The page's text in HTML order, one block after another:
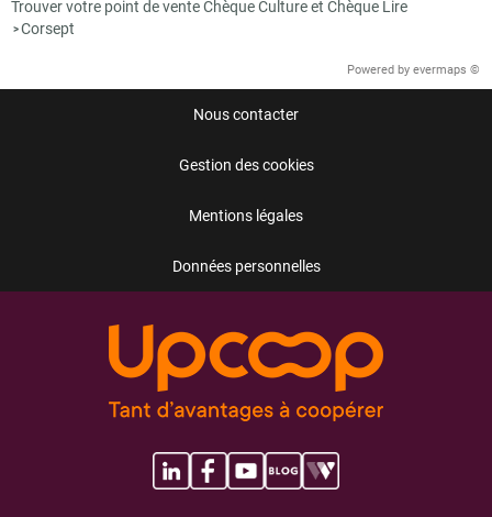
Trouver votre point de vente Chèque Culture et Chèque Lire
>Corsept
Powered by evermaps ©
Nous contacter
Gestion des cookies
Mentions légales
Données personnelles